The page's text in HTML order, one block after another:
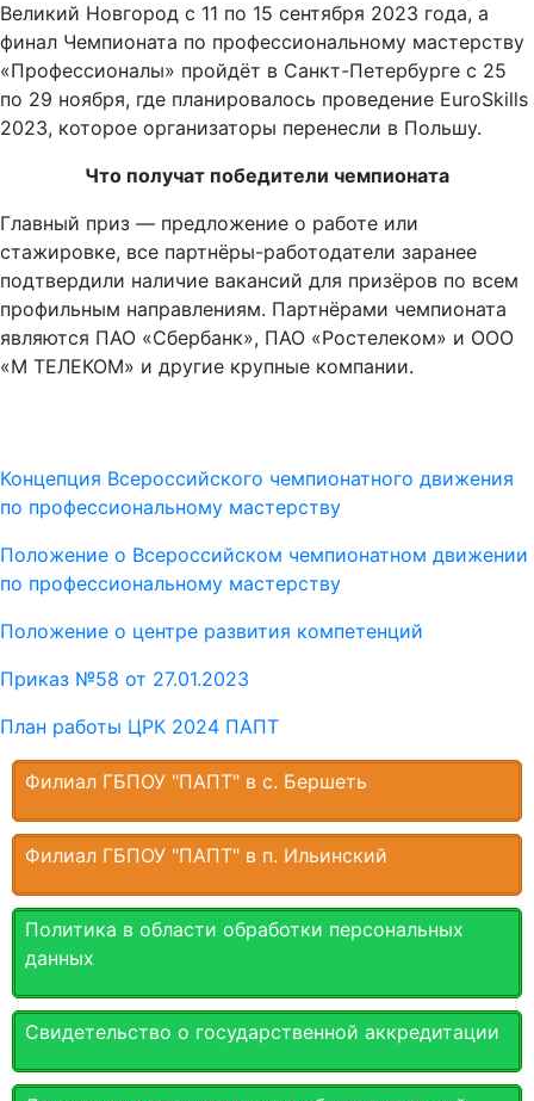
Великий Новгород с 11 по 15 сентября 2023 года, а
финал Чемпионата по профессиональному мастерству
«Профессионалы» пройдёт в Санкт-Петербурге с 25
по 29 ноября, где планировалось проведение EuroSkills
2023, которое организаторы перенесли в Польшу.
Что получат победители чемпионата
Главный приз — предложение о работе или
стажировке, все партнёры-работодатели заранее
подтвердили наличие вакансий для призёров по всем
профильным направлениям. Партнёрами чемпионата
являются ПАО «Сбербанк», ПАО «Ростелеком» и ООО
«М ТЕЛЕКОМ» и другие крупные компании.
Концепция Всероссийского чемпионатного движения
по профессиональному мастерству
Положение о Всероссийском чемпионатном движении
по профессиональному мастерству
Положение о центре развития компетенций
Приказ №58 от 27.01.2023
План работы ЦРК 2024 ПАПТ
Филиал ГБПОУ "ПАПТ" в с. Бершеть
Филиал ГБПОУ "ПАПТ" в п. Ильинский
Политика в области обработки персональных
данных
Свидетельство о государственной аккредитации